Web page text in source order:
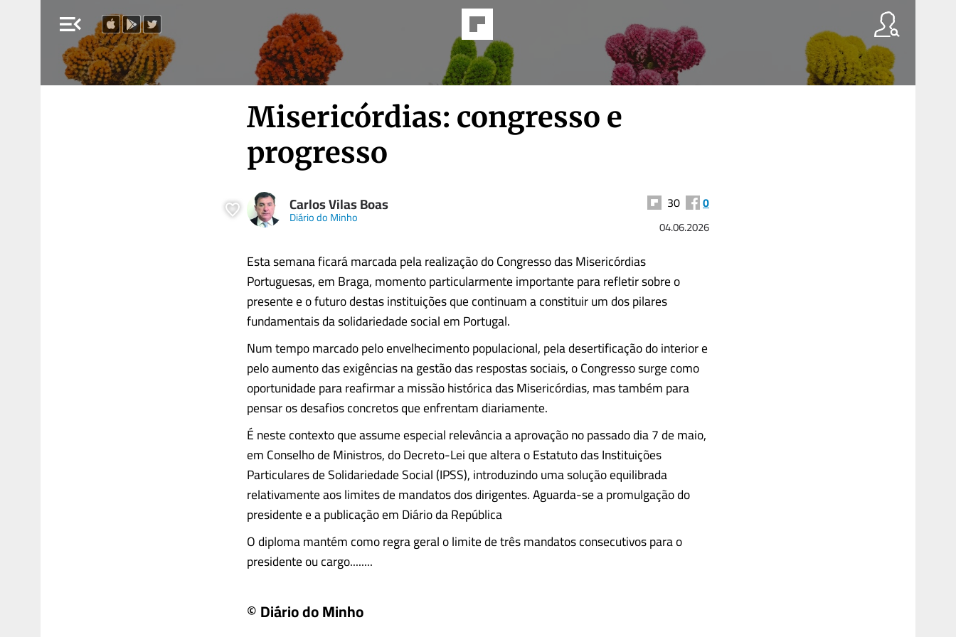
menu_open
Misericórdias: congresso e
progresso
Carlos Vilas Boas
Diário do Minho
30 0
04.06.2026
Esta semana ficará marcada pela realização do Congresso das Misericórdias
Portuguesas, em Braga, momento particularmente importante para refletir sobre o
presente e o futuro destas instituições que continuam a constituir um dos pilares
fundamentais da solidariedade social em Portugal.
Num tempo marcado pelo envelhecimento populacional, pela desertificação do interior e
pelo aumento das exigências na gestão das respostas sociais, o Congresso surge como
oportunidade para reafirmar a missão histórica das Misericórdias, mas também para
pensar os desafios concretos que enfrentam diariamente.
É neste contexto que assume especial relevância a aprovação no passado dia 7 de maio,
em Conselho de Ministros, do Decreto-Lei que altera o Estatuto das Instituições
Particulares de Solidariedade Social (IPSS), introduzindo uma solução equilibrada
relativamente aos limites de mandatos dos dirigentes. Aguarda-se a promulgação do
presidente e a publicação em Diário da República
O diploma mantém como regra geral o limite de três mandatos consecutivos para o
presidente ou cargo........
© Diário do Minho